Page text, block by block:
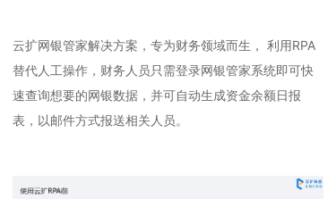
云扩网银管家解决方案，专为财务领域而生， 利用RPA
替代人工操作，财务人员只需登录网银管家系统即可快
速查询想要的网银数据，并可自动生成资金余额日报
表，以邮件方式报送相关人员。